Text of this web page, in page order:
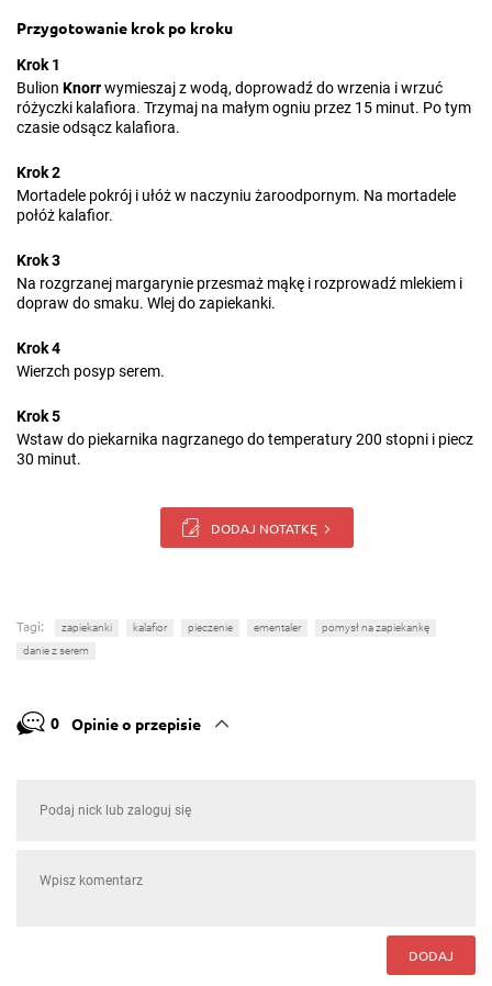
Przygotowanie krok po kroku
Krok 1
Bulion Knorrwymieszaj z wodą, doprowadź do wrzenia i wrzuć
różyczki kalafiora. Trzymaj na małym ogniu przez 15 minut. Po tym
czasie odsącz kalafiora.
Krok 2
Mortadele pokrój i ułóż w naczyniu żaroodpornym. Na mortadele
połóż kalafior.
Krok 3
Na rozgrzanej margarynie przesmaż mąkę i rozprowadź mlekiem i
dopraw do smaku. Wlej do zapiekanki.
Krok 4
Wierzch posyp serem.
Krok 5
Wstaw do piekarnika nagrzanego do temperatury 200 stopni i piecz
30 minut.
DODAJ NOTATKĘ
Tagi: zapiekanki kalafior pieczenie ementaler
pomysł na zapiekankę
danie z serem
0 Opinie o przepisie
DODAJ